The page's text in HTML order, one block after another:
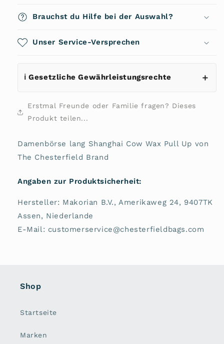
von
Chesterfield
von
Chesterfield
Brauchst du Hilfe bei der Auswahl?
Unser Service-Versprechen
ℹ️ Gesetzliche Gewährleistungsrechte
Erstmal Freunde oder Familie fragen? Dieses
Produkt teilen...
Damenbörse lang Shanghai Cow Wax Pull Up von
The Chesterfield Brand
Angaben zur Produktsicherheit:
Hersteller: Makorian B.V., Amerikaweg 24, 9407TK
Assen, Niederlande
E-Mail: customerservice@chesterfieldbags.com
Shop
Startseite
Marken